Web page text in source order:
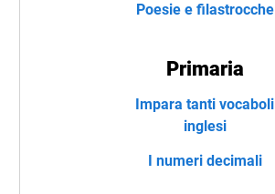
Poesie e filastrocche
Primaria
Impara tanti vocaboli
inglesi
I numeri decimali